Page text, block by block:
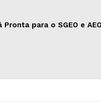
Pronta para o SGEO e